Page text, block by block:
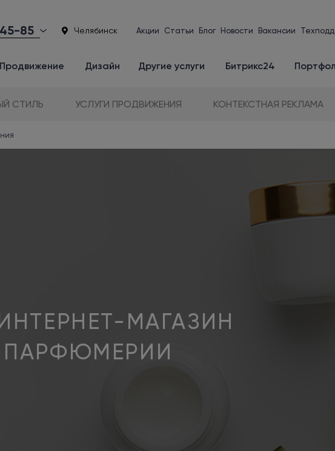
85 Челябинск Акции Статьи Блог Новости Вакансии
Продвижение Дизайн Другие услуги Битрикс24
СТИЛЬ УСЛУГИ ПРОДВИЖЕНИЯ КОНТЕКСТНАЯ РЕКЛАМА
МАГАЗИН
ПАРФЮМЕРИИ